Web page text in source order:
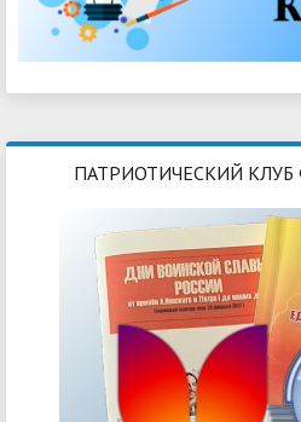
ПАТРИОТИЧЕСКИЙ КЛУБ